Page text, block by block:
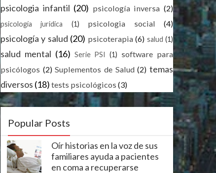
psicologia infantil (20) psicología inversa (2)
psicología juridica (1) psicologia social (4)
psicología y salud (20) psicoterapia (6) salud (1)
salud mental (16) Serie PSI (1) software para
psicólogos (2) Suplementos de Salud (2) temas
diversos (18) tests psicológicos (3)
Popular Posts
Oír historias en la voz de sus
familiares ayuda a pacientes
en coma a recuperarse